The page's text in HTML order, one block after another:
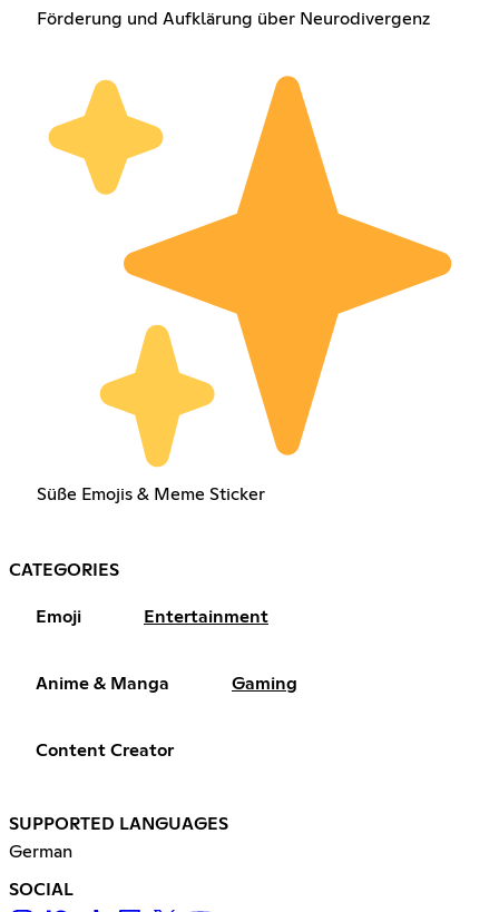
Förderung und Aufklärung über Neurodivergenz
Süße Emojis & Meme Sticker
CATEGORIES
Emoji Entertainment
Anime & Manga Gaming
Content Creator
SUPPORTED LANGUAGES
German
SOCIAL